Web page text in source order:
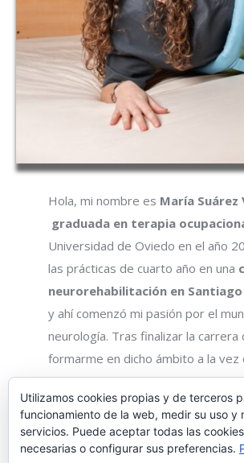
Hola, mi nombre es María
graduada en terapia
Universidad de Oviedo en el año
las prácticas de cuarto año en una
neurorehabilitación en
y ahí comenzó mi pasión por el
neurología. Tras finalizar la carrera
formarme en dicho ámbito a la vez
otra clínica de neurorehabilitacion
En la actualidad tengoformación
neurológica en terapia
del miembro superior
Utilizamos cookies propias y de terceros
funcionamiento de la web, medir su uso y
servicios. Puede aceptar todas las
necesarias o configurar sus preferencias.